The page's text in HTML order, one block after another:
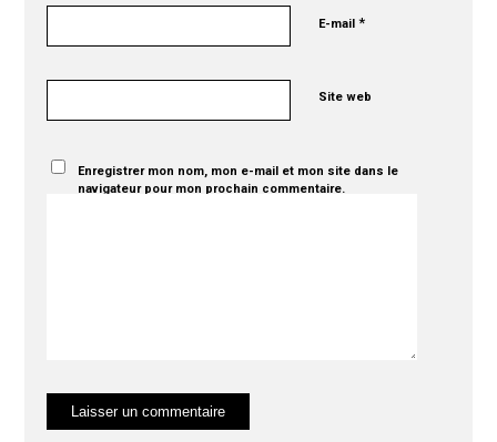
E-mail*
Site web
Enregistrer mon nom, mon e-mail et mon site dans le
navigateur pour mon prochain commentaire.